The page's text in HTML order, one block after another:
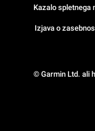
© Garmin Ltd. ali
Kazalo spletnega
Izjava o